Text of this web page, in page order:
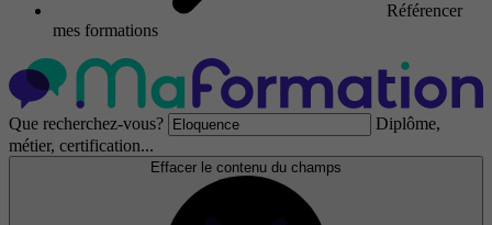
Référencer
mes formations
Que recherchez-vous?
Diplôme,
métier, certification...
Effacer le contenu du champs